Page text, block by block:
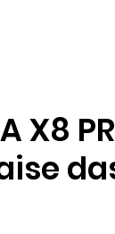
X8